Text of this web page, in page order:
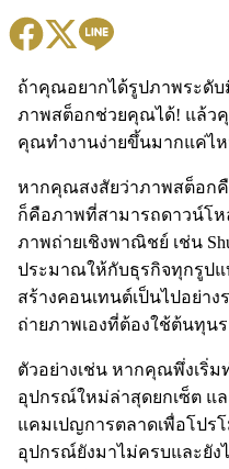
ถ้าคุณอยากได้รูปภาพระดั
ภาพสต็อกช่วยคุณได้! แล้ว
คุณทำงานง่ายขึ้นมากแค่ไ
หากคุณสงสัยว่าภาพสต็อก
ก็คือภาพที่สามารถดาวน์โ
ภาพถ่ายเชิงพาณิชย์ เช่น
ประมาณให้กับธุรกิจทุกรูป
สร้างคอนเทนต์เป็นไปอย่า
ถ่ายภาพเองที่ต้องใช้ต้นทุน
ตัวอย่างเช่น หากคุณพึ่งเริ่
อุปกรณ์ใหม่ล่าสุดยกเซ็ต แ
แคมเปญการตลาดเพื่อโปร
อุปกรณ์ยังมาไม่ครบและยัง